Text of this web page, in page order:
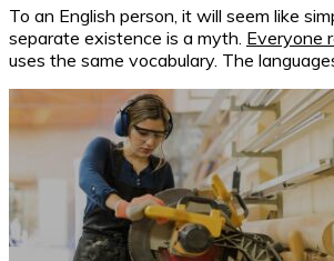
To an English person, it will seem like
separate existence is a myth. Everyone
uses the same vocabulary. The